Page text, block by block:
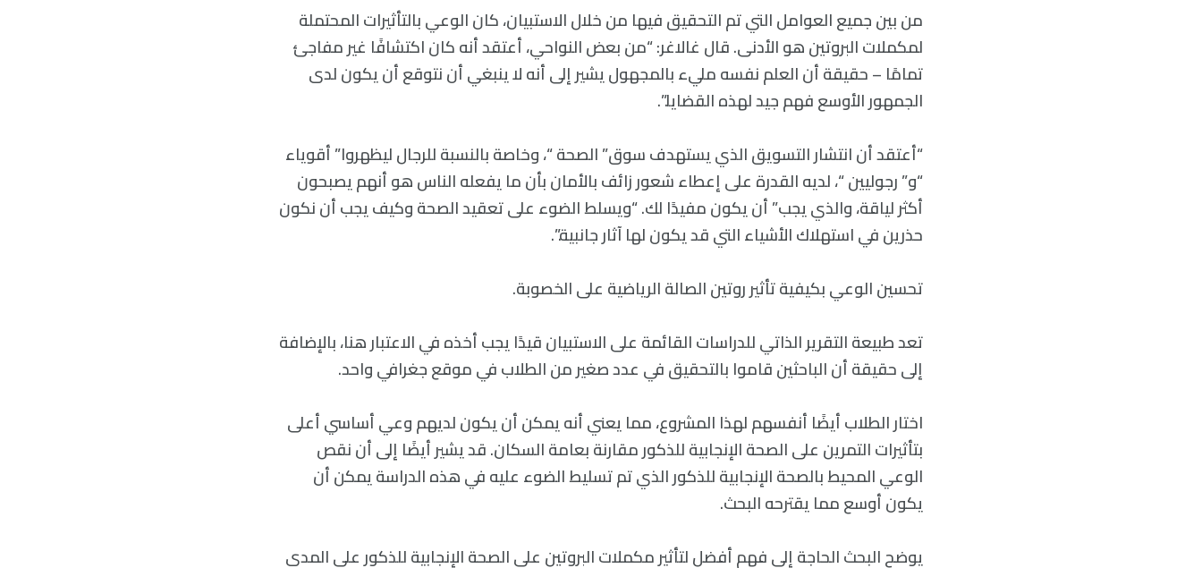
من بين جميع العوامل التي تم التحقيق فيها من خلال الاستبيان، كان الوعي بالتأثيرات المحتملة
لمكملات البروتين هو الأدنى. قال غالاغر: “من بعض النواحي، أعتقد أنه كان اكتشافًا غير مفاجئ
تمامًا – حقيقة أن العلم نفسه مليء بالمجهول يشير إلى أنه لا ينبغي أن نتوقع أن يكون لدى
الجمهور الأوسع فهم جيد لهذه القضايا.”.
“أعتقد أن انتشار التسويق الذي يستهدف سوق” الصحة “، وخاصة بالنسبة للرجال ليظهروا” أقوياء
“و” رجوليين “، لديه القدرة على إعطاء شعور زائف بالأمان بأن ما يفعله الناس هو أنهم يصبحون
أكثر لياقة، والذي يجب” أن يكون مفيدًا لك. “ويسلط الضوء على تعقيد الصحة وكيف يجب أن نكون
حذرين في استهلاك الأشياء التي قد يكون لها آثار جانبية.”.
تحسين الوعي بكيفية تأثير روتين الصالة الرياضية على الخصوبة.
تعد طبيعة التقرير الذاتي للدراسات القائمة على الاستبيان قيدًا يجب أخذه في الاعتبار هنا، بالإضافة
إلى حقيقة أن الباحثين قاموا بالتحقيق في عدد صغير من الطلاب في موقع جغرافي واحد.
اختار الطلاب أيضًا أنفسهم لهذا المشروع، مما يعني أنه يمكن أن يكون لديهم وعي أساسي أعلى
بتأثيرات التمرين على الصحة الإنجابية للذكور مقارنة بعامة السكان. قد يشير أيضًا إلى أن نقص
الوعي المحيط بالصحة الإنجابية للذكور الذي تم تسليط الضوء عليه في هذه الدراسة يمكن أن
يكون أوسع مما يقترحه البحث.
يوضح البحث الحاجة إلى فهم أفضل لتأثير مكملات البروتين على الصحة الإنجابية للذكور على المدى